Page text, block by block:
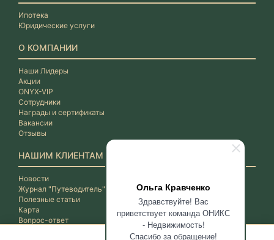
Ольга Кравченко
Здравствуйте! Вас
приветствует команда ОНИКС
- Недвижимость!
Спасибо за обращение!
Ипотека
Юридические услуги
О КОМПАНИИ
Наши Лидеры
Акции
ONYX-VIP
Сотрудники
Награды и сертификаты
Вакансии
Отзывы
НАШИМ КЛИЕНТАМ
Новости
Журнал "Путеводитель"
Полезные статьи
Карта
Вопрос-ответ